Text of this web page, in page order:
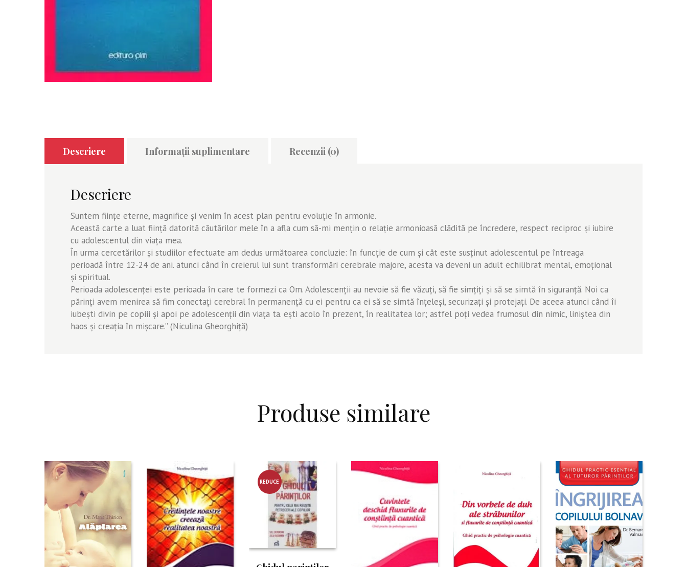
Descriere Informații suplimentare Recenzii (0)
Descriere
Suntem fiinţe eterne, magnifice şi venim în acest plan pentru evoluţie în armonie.
Această carte a luat fiinţă datorită căutărilor mele în a afla cum să-mi menţin o relaţie armonioasă clădită pe încredere, respect reciproc şi iubire
cu adolescentul din viaţa mea.
În urma cercetărilor şi studiilor efectuate am dedus următoarea concluzie: în funcţie de cum şi cât este susţinut adolescentul pe întreaga
perioadă între 12-24 de ani. atunci când în creierul lui sunt transformări cerebrale majore, acesta va deveni un adult echilibrat mental, emoţional
şi spiritual.
Perioada adolescenţei este perioada în care te formezi ca Om. Adolescenţii au nevoie să fie văzuţi, să fie simţiţi şi să se simtă în siguranţă. Noi ca
părinţi avem menirea să fim conectaţi cerebral în permanenţă cu ei pentru ca ei să se simtă înţeleşi, securizaţi şi protejaţi. De aceea atunci când îi
iubeşti divin pe copiii şi apoi pe adolescenţii din viaţa ta. eşti acolo în prezent, în realitatea lor; astfel poţi vedea frumosul din nimic, liniştea din
haos şi creaţia în mişcare.” (Niculina Gheorghiţă)
Produse similare
REDUCE